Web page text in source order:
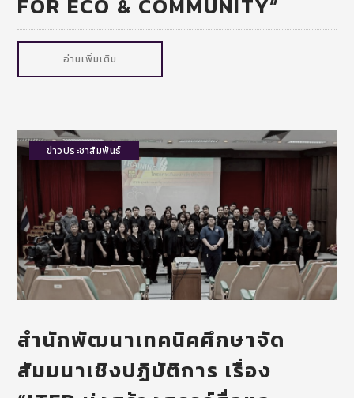
อ่านเพิ่มเติม
ข่าวประชาสัมพันธ์
สำนักพัฒนาเทคนิคศึกษาจัด
สัมมนาเชิงปฏิบัติการ เรื่อง